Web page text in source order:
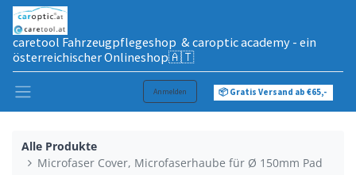
caretool Fahrzeugpflegeshop & caroptic academy - ein
österreichischer Onlineshop🇦🇹
Anmelden 📦 Gratis Versand ab €65,-
Alle Produkte
Microfaser Cover, Microfaserhaube für Ø 150mm Pad